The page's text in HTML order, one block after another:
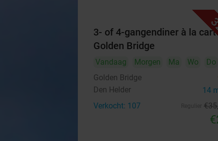
3- of 4-gangendiner à la
Golden Bridge
Vandaag Morgen Ma Wo Do
Golden Bridge
Den Helder 14
Verkocht: 107 €35